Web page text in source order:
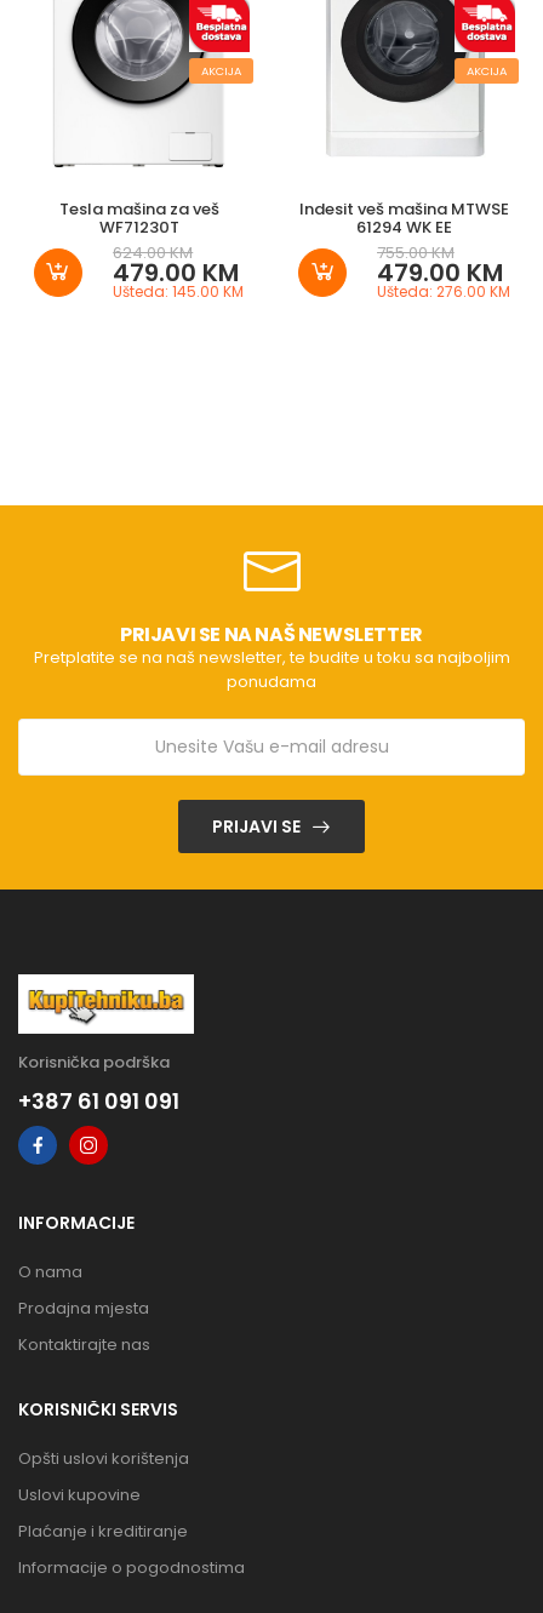
AKCIJA
Tesla mašina za veš
WF71230T
624.00 KM
479.00 KM
Ušteda: 145.00 KM
AKCIJA
Indesit veš mašina MTWSE
61294 WK EE
755.00 KM
479.00 KM
Ušteda: 276.00 KM
PRIJAVI SE NA NAŠ NEWSLETTER
Pretplatite se na naš newsletter, te budite u toku sa najboljim
ponudama
PRIJAVI SE
Korisnička podrška
+387 61 091 091
INFORMACIJE
O nama
Prodajna mjesta
Kontaktirajte nas
KORISNIČKI SERVIS
Opšti uslovi korištenja
Uslovi kupovine
Plaćanje i kreditiranje
Informacije o pogodnostima